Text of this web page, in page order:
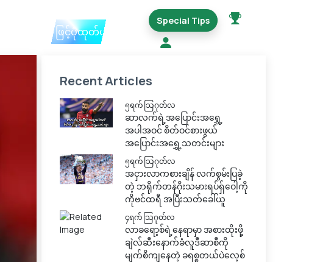
Ai ဖြင့်ပုံထုတ်ယူမည်
Special Tips
Recent Articles
၅ရက် သြဂုတ်လ
ဆာလက်ရဲ့အပြောင်းအရွှေ့
အပါအဝင် စိတ်ဝင်စားဖွယ်
အပြောင်းအရွှေ့သတင်းများ
၅ရက် သြဂုတ်လ
အငှားလာကစားချိန် လက်စွမ်းပြခဲ့
တဲ့ ဘရိုက်တန်ဂိုးသမားရပ်ရှ်ဝေါ့ကို
ကိုဗင်ထရီ အပြီးသတ်ခေါ်ယူ
၄ရက် သြဂုတ်လ
လာခရော့စ်ရဲ့နေရာမှာ အစားထိုးဖို့
ချဲလ်ဆီးနောက်ခံလူဒီဆာစီကို
မျက်စိကျနေတဲ့ ခရစ္စတယ်ပဲလေ့စ်